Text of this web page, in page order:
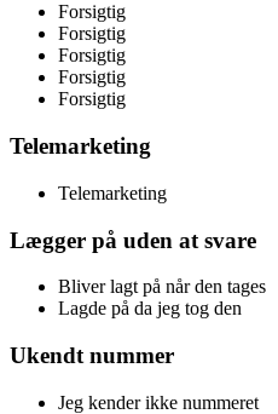
Forsigtig
Forsigtig
Forsigtig
Forsigtig
Forsigtig
Telemarketing
Telemarketing
Lægger på uden at svare
Bliver lagt på når den tages
Lagde på da jeg tog den
Ukendt nummer
Jeg kender ikke nummeret